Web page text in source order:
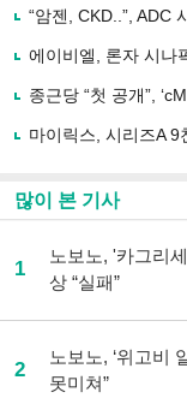
“암젠, CKD..”, ADC
에이비엘, 론자 시나
종근당 “첫 공개”,
마이릭스, 시리즈A 9
많이 본 기사
1
노보노, '카그리
상 “실패”
2
노보노, ‘위고비
못미쳐”